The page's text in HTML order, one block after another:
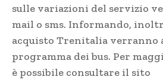
sulle variazioni del servizio
mail o sms. Informando,
acquisto Trenitalia verranno
programma dei bus. Per
è possibile consultare il sito